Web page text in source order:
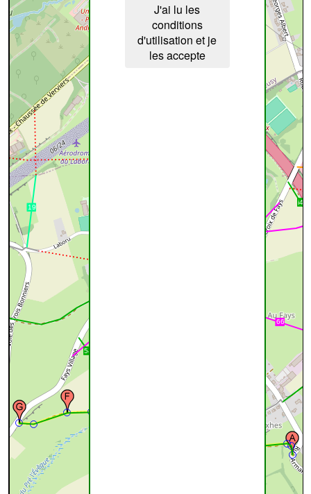
J'ai lu les
conditions
d'utilisation et je
les accepte